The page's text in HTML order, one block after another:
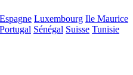
Espagne Luxembourg Ile Maurice
Portugal Sénégal Suisse Tunisie